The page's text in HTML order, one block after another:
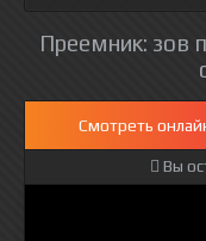
Преемник: зов
Смотреть
Вы